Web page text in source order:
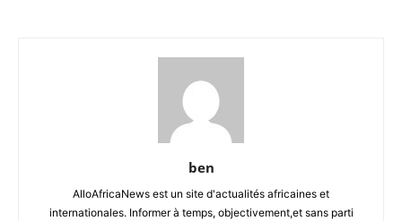
ben
AlloAfricaNews est un site d'actualités africaines et
internationales. Informer à temps, objectivement,et sans parti